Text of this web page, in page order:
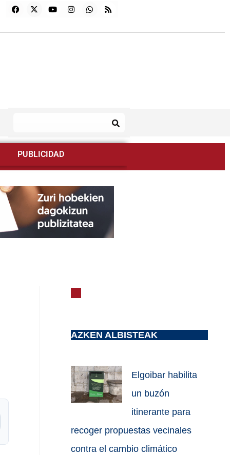
PUBLICIDAD
AZKEN ALBISTEAK
Elgoibar habilita
un buzón
itinerante para
recoger propuestas vecinales
contra el cambio climático